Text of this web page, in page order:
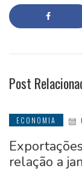
Post
ECONOMIA
relação a